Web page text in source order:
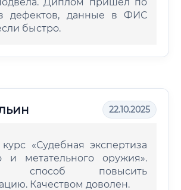
дефектов, данные в ФИС
быстро.
22.10.2025
«Судебная экспертиза
и метательного оружия».
способ повысить
Качеством доволен.